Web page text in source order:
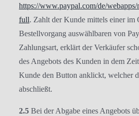
https://www.paypal.com/de/webapps/
full. Zahlt der Kunde mittels einer im
Bestellvorgang auswählbaren von
Zahlungsart, erklärt der Verkäufer
des Angebots des Kunden in dem
Kunde den Button anklickt, welcher
abschließt.
2.5 Bei der Abgabe eines Angebots